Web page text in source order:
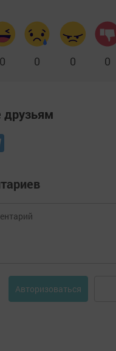
0 0 0 0
друзьям
Авторизоваться